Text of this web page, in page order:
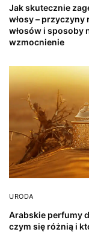
Jak skutecznie
włosy – przyczyny
włosów i sposoby
wzmocnienie
URODA
Arabskie perfumy
czym się różnią i